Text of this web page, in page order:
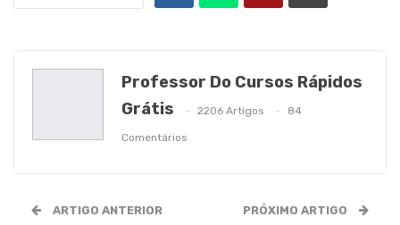
Professor Do Cursos Rápidos
Grátis
2206 Artigos 84
Comentários
ARTIGO ANTERIOR PRÓXIMO ARTIGO